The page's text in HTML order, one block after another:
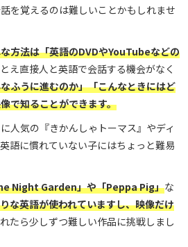
を覚えるのは難しいことかもしれませ
方法は「英語のDVDやYouTubeなどの
え直接人と英語で会話する機会がなく
ふうに進むのか」「こんなときにはど
で知ることができます。
人気の『きかんしゃトーマス』やディ
語に慣れていない子にはちょっと難易
Night Garden」や「Peppa Pig」な
な英語が使われていますし、映像だけ
たら少しずつ難しい作品に挑戦しまし